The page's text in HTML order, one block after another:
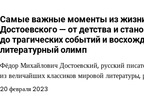
Самые важные моменты из
Достоевского — от детства и
до трагических событий и
литературный олимп
Фёдор Михайлович Достоевский, русский
из величайших классиков мировой литературы,
20 февраля 2023